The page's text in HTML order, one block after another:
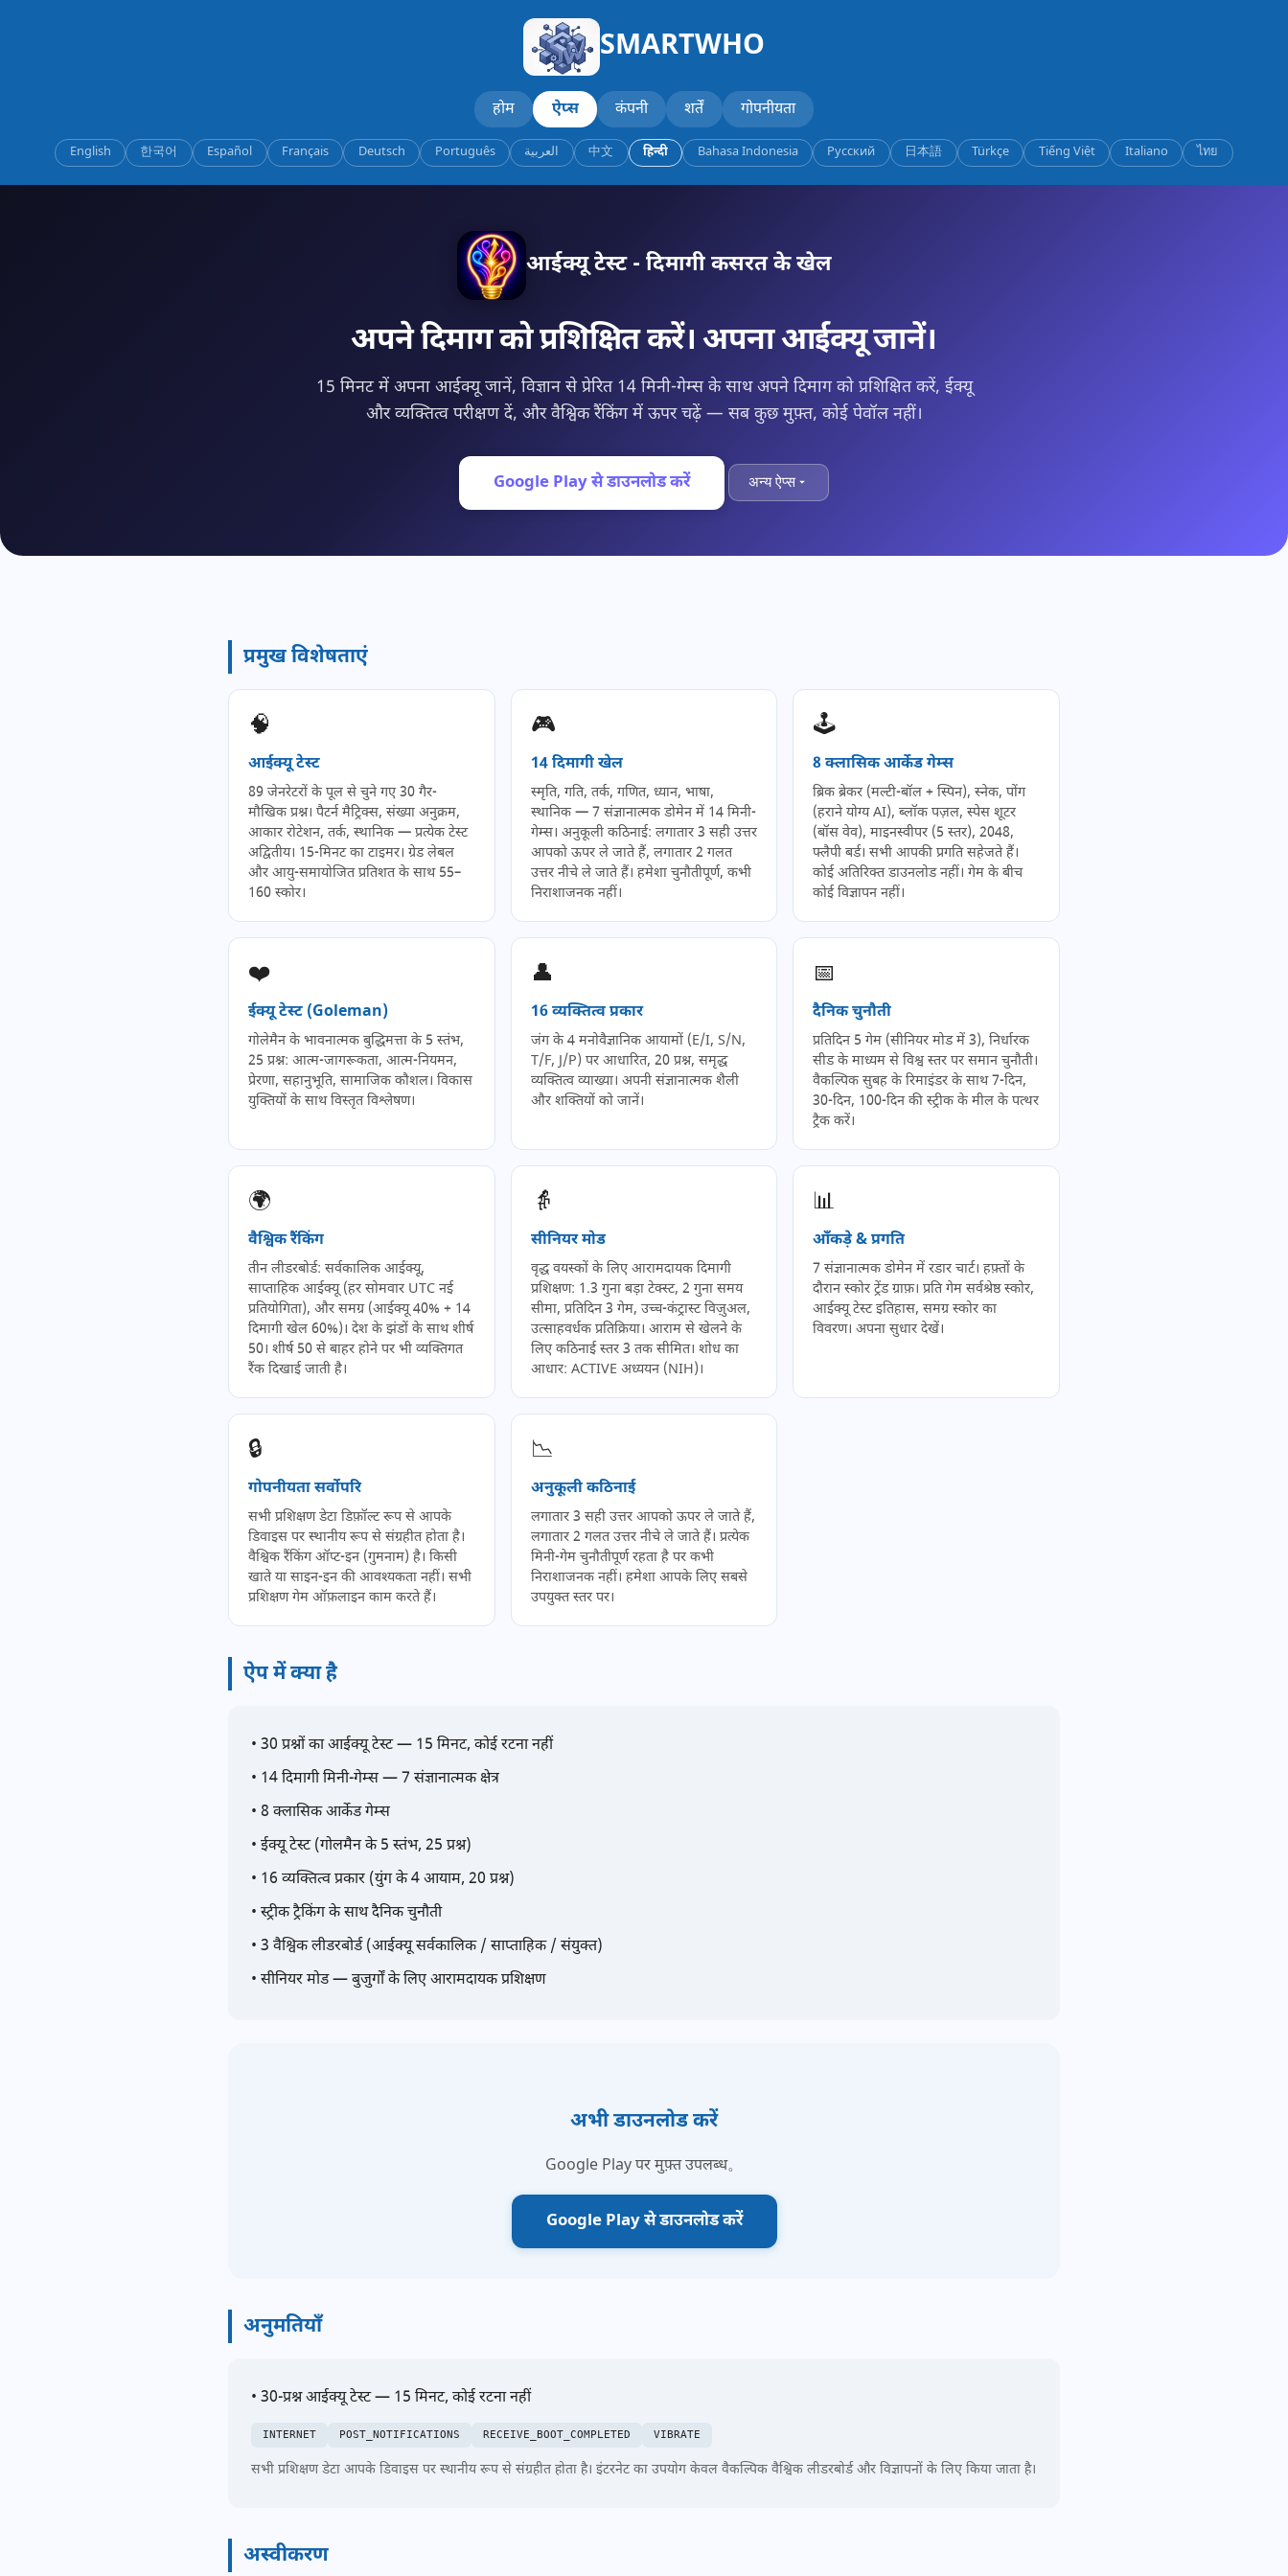
SMARTWHO
होम ऐप्स कंपनी शर्तें गोपनीयता
English 한국어 Español Français Deutsch Português العربية 中文 हिन्दी Bahasa Indonesia Русский 日本語 Türkçe Tiếng Việt Italiano ไทย
आईक्यू टेस्ट - दिमागी कसरत के खेल
अपने दिमाग को प्रशिक्षित करें। अपना आईक्यू जानें।
15 मिनट में अपना आईक्यू जानें, विज्ञान से प्रेरित 14 मिनी-गेम्स के साथ अपने दिमाग को प्रशिक्षित करें, ईक्यू
और व्यक्तित्व परीक्षण दें, और वैश्विक रैंकिंग में ऊपर चढ़ें — सब कुछ मुफ़्त, कोई पेवॉल नहीं।
Google Play से डाउनलोड करें अन्य ऐप्स
प्रमुख विशेषताएं
🧠
आईक्यू टेस्ट
89 जेनरेटरों के पूल से चुने गए 30 गैर-
मौखिक प्रश्न। पैटर्न मैट्रिक्स, संख्या अनुक्रम,
आकार रोटेशन, तर्क, स्थानिक — प्रत्येक टेस्ट
अद्वितीय। 15-मिनट का टाइमर। ग्रेड लेबल
और आयु-समायोजित प्रतिशत के साथ 55–
160 स्कोर।
🎮
14 दिमागी खेल
स्मृति, गति, तर्क, गणित, ध्यान, भाषा,
स्थानिक — 7 संज्ञानात्मक डोमेन में 14 मिनी-
गेम्स। अनुकूली कठिनाई: लगातार 3 सही उत्तर
आपको ऊपर ले जाते हैं, लगातार 2 गलत
उत्तर नीचे ले जाते हैं। हमेशा चुनौतीपूर्ण, कभी
निराशाजनक नहीं।
🕹️
8 क्लासिक आर्केड गेम्स
ब्रिक ब्रेकर (मल्टी-बॉल + स्पिन), स्नेक, पोंग
(हराने योग्य AI), ब्लॉक पज़ल, स्पेस शूटर
(बॉस वेव), माइनस्वीपर (5 स्तर), 2048,
फ्लैपी बर्ड। सभी आपकी प्रगति सहेजते हैं।
कोई अतिरिक्त डाउनलोड नहीं। गेम के बीच
कोई विज्ञापन नहीं।
❤️
ईक्यू टेस्ट (Goleman)
गोलेमैन के भावनात्मक बुद्धिमत्ता के 5 स्तंभ,
25 प्रश्न: आत्म-जागरूकता, आत्म-नियमन,
प्रेरणा, सहानुभूति, सामाजिक कौशल। विकास
युक्तियों के साथ विस्तृत विश्लेषण।
👤
16 व्यक्तित्व प्रकार
जंग के 4 मनोवैज्ञानिक आयामों (E/I, S/N,
T/F, J/P) पर आधारित, 20 प्रश्न, समृद्ध
व्यक्तित्व व्याख्या। अपनी संज्ञानात्मक शैली
और शक्तियों को जानें।
📅
दैनिक चुनौती
प्रतिदिन 5 गेम (सीनियर मोड में 3), निर्धारक
सीड के माध्यम से विश्व स्तर पर समान चुनौती।
वैकल्पिक सुबह के रिमाइंडर के साथ 7-दिन,
30-दिन, 100-दिन की स्ट्रीक के मील के पत्थर
ट्रैक करें।
🌍
वैश्विक रैंकिंग
तीन लीडरबोर्ड: सर्वकालिक आईक्यू,
साप्ताहिक आईक्यू (हर सोमवार UTC नई
प्रतियोगिता), और समग्र (आईक्यू 40% + 14
दिमागी खेल 60%)। देश के झंडों के साथ शीर्ष
50। शीर्ष 50 से बाहर होने पर भी व्यक्तिगत
रैंक दिखाई जाती है।
👵
सीनियर मोड
वृद्ध वयस्कों के लिए आरामदायक दिमागी
प्रशिक्षण: 1.3 गुना बड़ा टेक्स्ट, 2 गुना समय
सीमा, प्रतिदिन 3 गेम, उच्च-कंट्रास्ट विज़ुअल,
उत्साहवर्धक प्रतिक्रिया। आराम से खेलने के
लिए कठिनाई स्तर 3 तक सीमित। शोध का
आधार: ACTIVE अध्ययन (NIH)।
📊
आँकड़े & प्रगति
7 संज्ञानात्मक डोमेन में रडार चार्ट। हफ़्तों के
दौरान स्कोर ट्रेंड ग्राफ़। प्रति गेम सर्वश्रेष्ठ स्कोर,
आईक्यू टेस्ट इतिहास, समग्र स्कोर का
विवरण। अपना सुधार देखें।
🔒
गोपनीयता सर्वोपरि
सभी प्रशिक्षण डेटा डिफ़ॉल्ट रूप से आपके
डिवाइस पर स्थानीय रूप से संग्रहीत होता है।
वैश्विक रैंकिंग ऑप्ट-इन (गुमनाम) है। किसी
खाते या साइन-इन की आवश्यकता नहीं। सभी
प्रशिक्षण गेम ऑफ़लाइन काम करते हैं।
📉
अनुकूली कठिनाई
लगातार 3 सही उत्तर आपको ऊपर ले जाते हैं,
लगातार 2 गलत उत्तर नीचे ले जाते हैं। प्रत्येक
मिनी-गेम चुनौतीपूर्ण रहता है पर कभी
निराशाजनक नहीं। हमेशा आपके लिए सबसे
उपयुक्त स्तर पर।
ऐप में क्या है
• 30 प्रश्नों का आईक्यू टेस्ट — 15 मिनट, कोई रटना नहीं
• 14 दिमागी मिनी-गेम्स — 7 संज्ञानात्मक क्षेत्र
• 8 क्लासिक आर्केड गेम्स
• ईक्यू टेस्ट (गोलमैन के 5 स्तंभ, 25 प्रश्न)
• 16 व्यक्तित्व प्रकार (युंग के 4 आयाम, 20 प्रश्न)
• स्ट्रीक ट्रैकिंग के साथ दैनिक चुनौती
• 3 वैश्विक लीडरबोर्ड (आईक्यू सर्वकालिक / साप्ताहिक / संयुक्त)
• सीनियर मोड — बुजुर्गों के लिए आरामदायक प्रशिक्षण
अभी डाउनलोड करें
Google Play पर मुफ़्त उपलब्ध。
Google Play से डाउनलोड करें
अनुमतियाँ
• 30-प्रश्न आईक्यू टेस्ट — 15 मिनट, कोई रटना नहीं
INTERNET POST_NOTIFICATIONS RECEIVE_BOOT_COMPLETED VIBRATE
सभी प्रशिक्षण डेटा आपके डिवाइस पर स्थानीय रूप से संग्रहीत होता है। इंटरनेट का उपयोग केवल वैकल्पिक वैश्विक लीडरबोर्ड और विज्ञापनों के लिए किया जाता है।
अस्वीकरण